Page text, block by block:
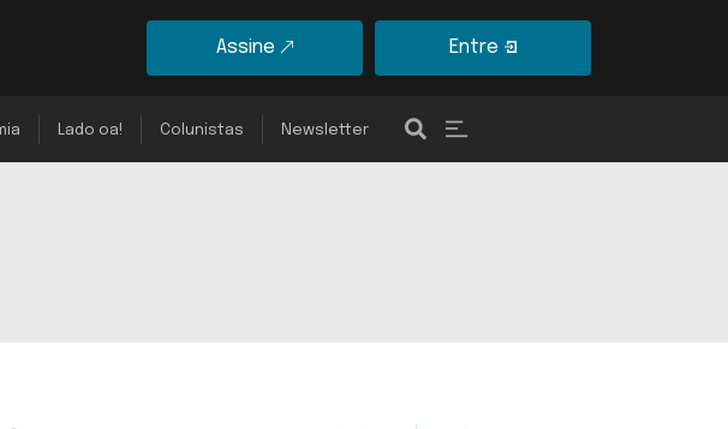
Assine Entre
Lado oa! Colunistas Newsletter